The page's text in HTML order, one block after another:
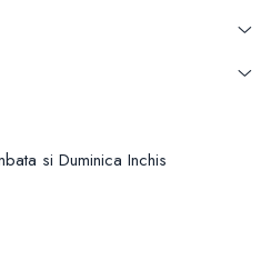
si Duminica Inchis